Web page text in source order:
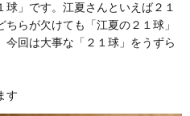
」です。江夏さんといえば２１
らが欠けても「江夏の２１球」
今回は大事な「２１球」をうずら
す